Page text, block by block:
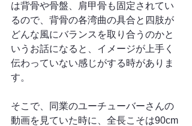
は背骨や骨盤、肩甲骨も固定されてい
るので、背骨の各湾曲の具合と四肢が
どんな風にバランスを取り合うのかと
いうお話になると、イメージが上手く
伝わっていない感じがする時がありま
す。
そこで、同業のユーチューバーさんの
動画を見ていた時に、全長こそは90cm